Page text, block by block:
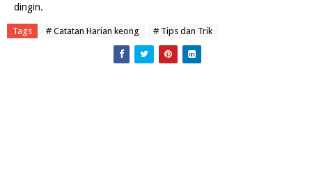
dingin.
Tags # Catatan Harian keong # Tips dan Trik